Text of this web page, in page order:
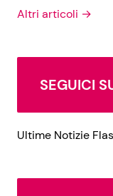
Altri articoli →
SEGUICI
Ultime Notizie